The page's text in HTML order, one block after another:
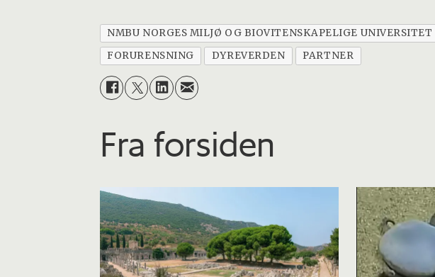
NMBU NORGES MILJØ OG BIOVITENSKAPELIGE UNIVERSITET
FORURENSNING
DYREVERDEN PARTNER
Fra forsiden